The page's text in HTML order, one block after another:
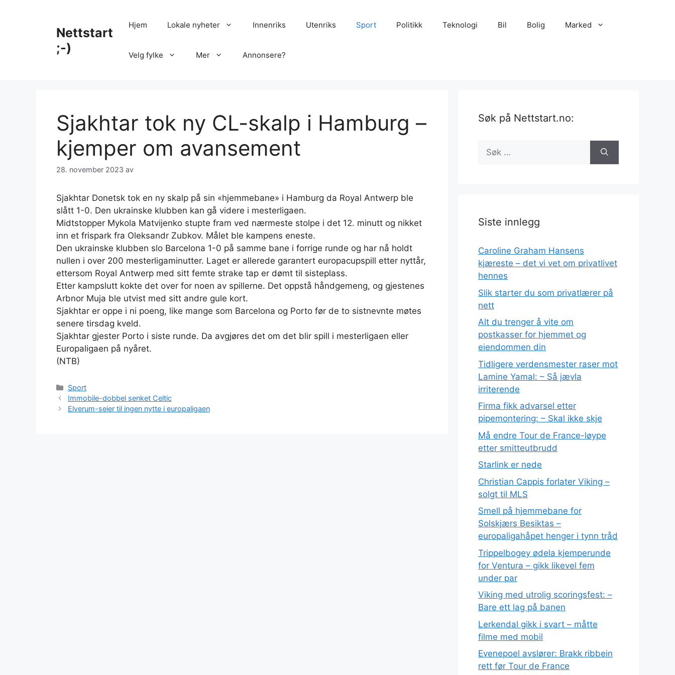
Nettstart
;-)
Hjem Lokale nyheter Innenriks Utenriks Sport Politikk Teknologi Bil Bolig Marked
Velg fylke Mer Annonsere?
Sjakhtar tok ny CL-skalp i Hamburg –
kjemper om avansement
28. november 2023 av
Sjakhtar Donetsk tok en ny skalp på sin «hjemmebane» i Hamburg da Royal Antwerp ble
slått 1-0. Den ukrainske klubben kan gå videre i mesterligaen.
Midtstopper Mykola Matvijenko stupte fram ved nærmeste stolpe i det 12. minutt og nikket
inn et frispark fra Oleksandr Zubkov. Målet ble kampens eneste.
Den ukrainske klubben slo Barcelona 1-0 på samme bane i forrige runde og har nå holdt
nullen i over 200 mesterligaminutter. Laget er allerede garantert europacupspill etter nyttår,
ettersom Royal Antwerp med sitt femte strake tap er dømt til sisteplass.
Etter kampslutt kokte det over for noen av spillerne. Det oppstå håndgemeng, og gjestenes
Arbnor Muja ble utvist med sitt andre gule kort.
Sjakhtar er oppe i ni poeng, like mange som Barcelona og Porto før de to sistnevnte møtes
senere tirsdag kveld.
Sjakhtar gjester Porto i siste runde. Da avgjøres det om det blir spill i mesterligaen eller
Europaligaen på nyåret.
(NTB)
Kategorier
Sport
Immobile-dobbel senket Celtic
Elverum-seier til ingen nytte i europaligaen
Søk på Nettstart.no:
Søk
etter:
Siste innlegg
Caroline Graham Hansens
kjæreste – det vi vet om privatlivet
hennes
Slik starter du som privatlærer på
nett
Alt du trenger å vite om
postkasser for hjemmet og
eiendommen din
Tidligere verdensmester raser mot
Lamine Yamal: – Så jævla
irriterende
Firma fikk advarsel etter
pipemontering: – Skal ikke skje
Må endre Tour de France-løype
etter smitteutbrudd
Starlink er nede
Christian Cappis forlater Viking –
solgt til MLS
Smell på hjemmebane for
Solskjærs Besiktas –
europaligahåpet henger i tynn tråd
Trippelbogey ødela kjemperunde
for Ventura – gikk likevel fem
under par
Viking med utrolig scoringsfest: –
Bare ett lag på banen
Lerkendal gikk i svart – måtte
filme med mobil
Evenepoel avslører: Brakk ribbein
rett før Tour de France